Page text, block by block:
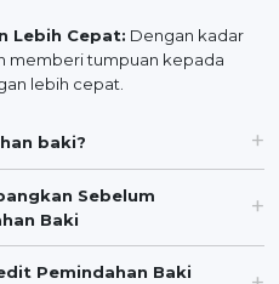
Lebih Cepat: Dengan kadar
memberi tumpuan kepada
lebih cepat.
baki?
Sebelum
Baki
Pemindahan Baki